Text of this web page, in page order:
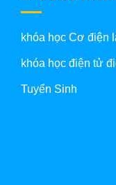
khóa học Cơ điện
khóa học điện tử
Tuyển Sinh